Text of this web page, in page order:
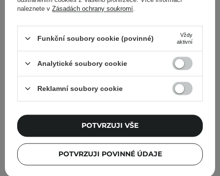
Instytutum - Resurfacing Glow Toner - Vyhlazující
tonikum na obličej - 100 ml
1 550,00 Kč
1 318,00 Kč
naleznete v Zásadách ochrany soukromí
Funkční soubory cookie (povinné)
Vždy
aktivní
Analytické soubory cookie
Reklamní soubory cookie
POTVRZUJI POVINNÉ ÚDAJE
POTVRZUJI VŠE